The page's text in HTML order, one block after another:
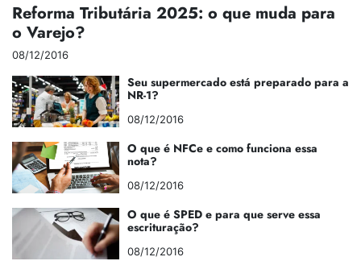
Reforma Tributária 2025: o que muda para
o Varejo?
08/12/2016
Seu supermercado está preparado para a
NR-1?
08/12/2016
O que é NFCe e como funciona essa
nota?
08/12/2016
O que é SPED e para que serve essa
escrituração?
08/12/2016